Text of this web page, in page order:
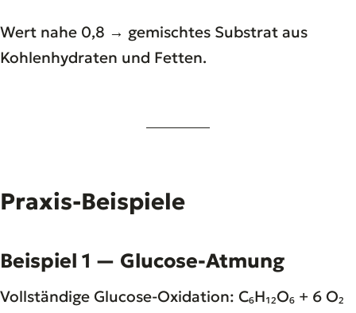
Wert nahe 0,8 → gemischtes Substrat aus
Kohlenhydraten und Fetten.
Praxis-Beispiele
Beispiel 1 — Glucose-Atmung
Vollständige Glucose-Oxidation: C₆H₁₂O₆ + 6 O₂